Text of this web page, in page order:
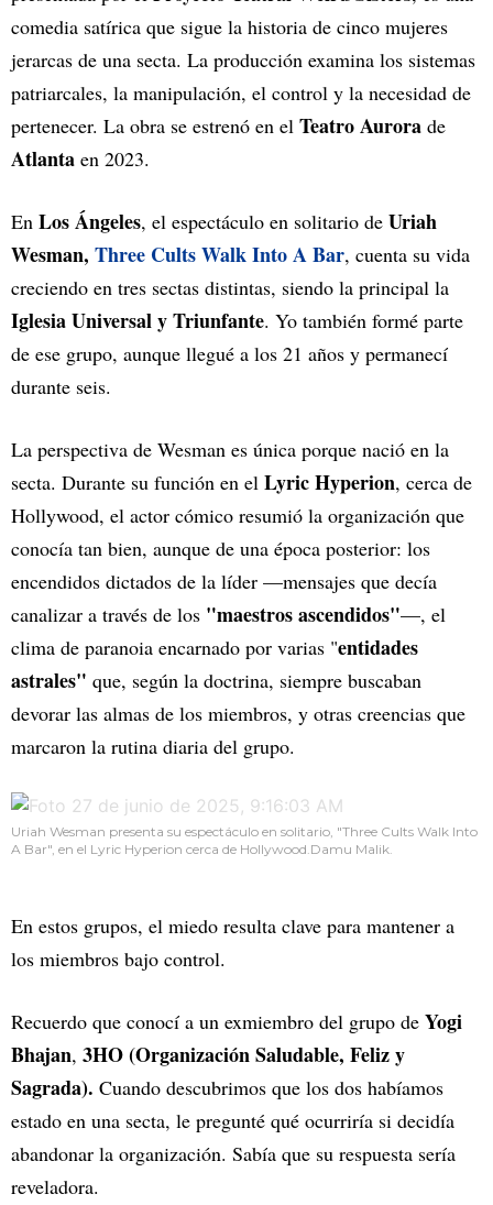
comedia satírica que sigue la historia de cinco mujeres
jerarcas de una secta. La producción examina los sistemas
patriarcales, la manipulación, el control y la necesidad de
pertenecer. La obra se estrenó en el Teatro Aurora de
Atlanta en 2023.
En Los Ángeles, el espectáculo en solitario de Uriah
Wesman, Three Cults Walk Into A Bar, cuenta su vida
creciendo en tres sectas distintas, siendo la principal la
Iglesia Universal y Triunfante. Yo también formé parte
de ese grupo, aunque llegué a los 21 años y permanecí
durante seis.
La perspectiva de Wesman es única porque nació en la
secta. Durante su función en el Lyric Hyperion, cerca de
Hollywood, el actor cómico resumió la organización que
conocía tan bien, aunque de una época posterior: los
encendidos dictados de la líder —mensajes que decía
canalizar a través de los "maestros ascendidos"—, el
clima de paranoia encarnado por varias "entidades
astrales" que, según la doctrina, siempre buscaban
devorar las almas de los miembros, y otras creencias que
marcaron la rutina diaria del grupo.
Uriah Wesman presenta su espectáculo en solitario, "Three Cults Walk Into
A Bar", en el Lyric Hyperion cerca de Hollywood.Damu Malik.
En estos grupos, el miedo resulta clave para mantener a
los miembros bajo control.
Recuerdo que conocí a un exmiembro del grupo de Yogi
Bhajan, 3HO (Organización Saludable, Feliz y
Sagrada). Cuando descubrimos que los dos habíamos
estado en una secta, le pregunté qué ocurriría si decidía
abandonar la organización. Sabía que su respuesta sería
reveladora.